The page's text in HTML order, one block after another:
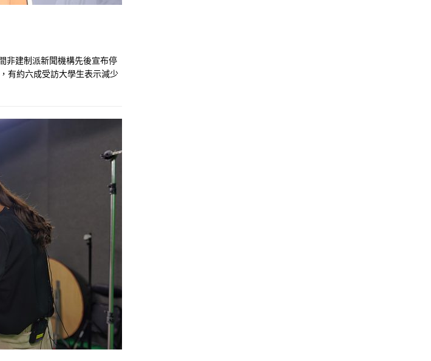
非建制派新聞機構先後宣布停
有約六成受訪大學生表示減少